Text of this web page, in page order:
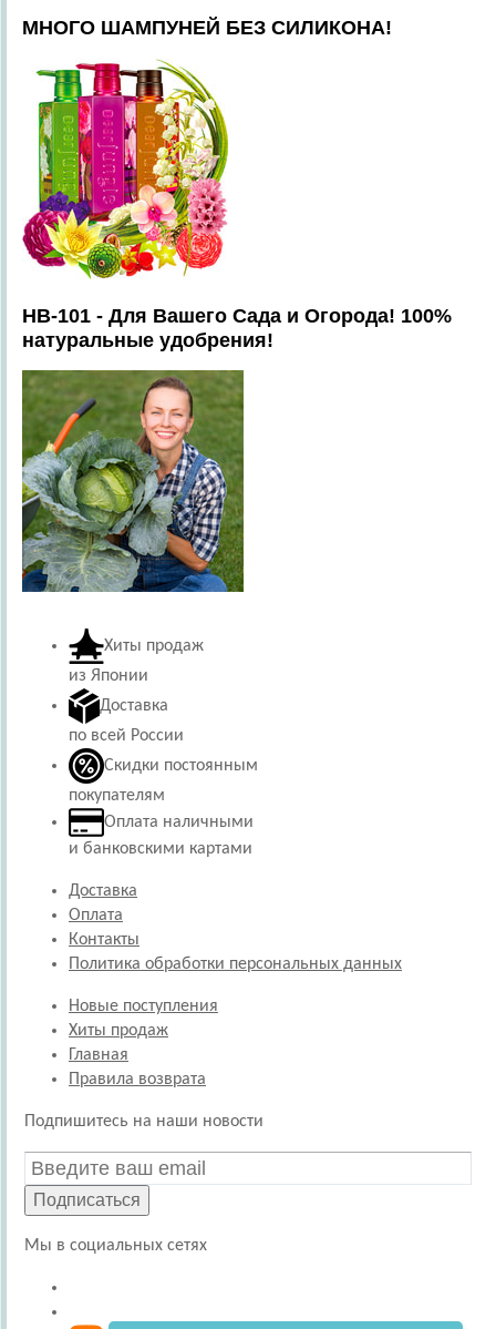
МНОГО ШАМПУНЕЙ БЕЗ СИЛИКОНА!
HB-101 - Для Вашего Сада и Огорода! 100%
натуральные удобрения!
Хиты продаж
из Японии
Доставка
по всей России
Скидки постоянным
покупателям
Оплата наличными
и банковскими картами
Доставка
Оплата
Контакты
Политика обработки персональных данных
Новые поступления
Хиты продаж
Главная
Правила возврата
Подпишитесь на наши новости
Подписаться
Мы в социальных сетях